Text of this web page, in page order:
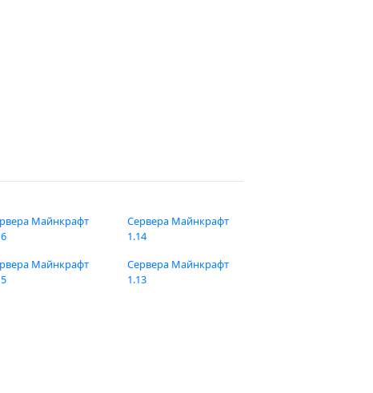
Майнкрафт
Майнкрафт
Сервера Майнкрафт
1.14
Сервера Майнкрафт
1.13